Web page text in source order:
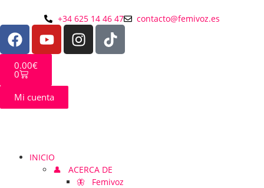
+34 625 14 46 47 contacto@femivoz.es
0.00€
0
Mi cuenta
INICIO
👤 ACERCA DE
🦋 Femivoz